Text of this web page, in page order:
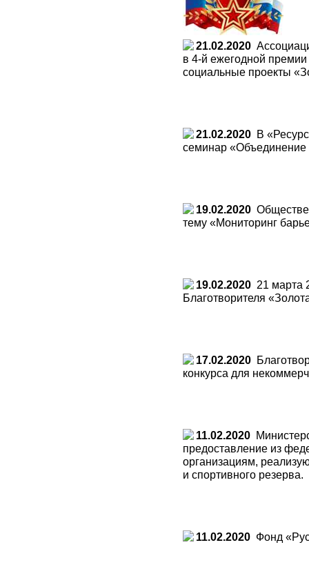
21.02.2020
в 4-й ежегодной
социальные проекты
21.02.2020 В
семинар «Объединение
19.02.2020
тему «Мониторинг
19.02.2020 21 марта
Благотворителя
17.02.2020
конкурса для
11.02.2020
предоставление из
организациям,
и спортивного резерва.
11.02.2020 Фонд